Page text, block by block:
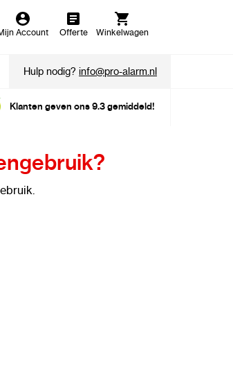
Account Offerte Winkelwagen
Hulp nodig?info@pro-alarm.nl
Klanten geven ons 9.3 gemiddeld!